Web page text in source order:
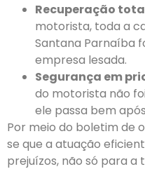
Recuperação
motorista, toda a
Santana Parnaíba
empresa lesada.
Segurança em
do motorista não
ele passa bem
Por meio do boletim de
se que a atuação
prejuízos, não só para